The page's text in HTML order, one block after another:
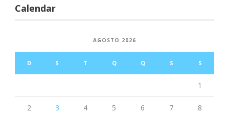
Calendar
AGOSTO 2026
D S T Q Q S S
1
2 3 4 5 6 7 8